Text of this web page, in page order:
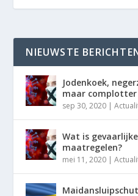
NIEUWSTE
Jodenkoek,
maar complotter
sep 30, 2020 |
Wat is
maatregelen?
mei 11, 2020 |